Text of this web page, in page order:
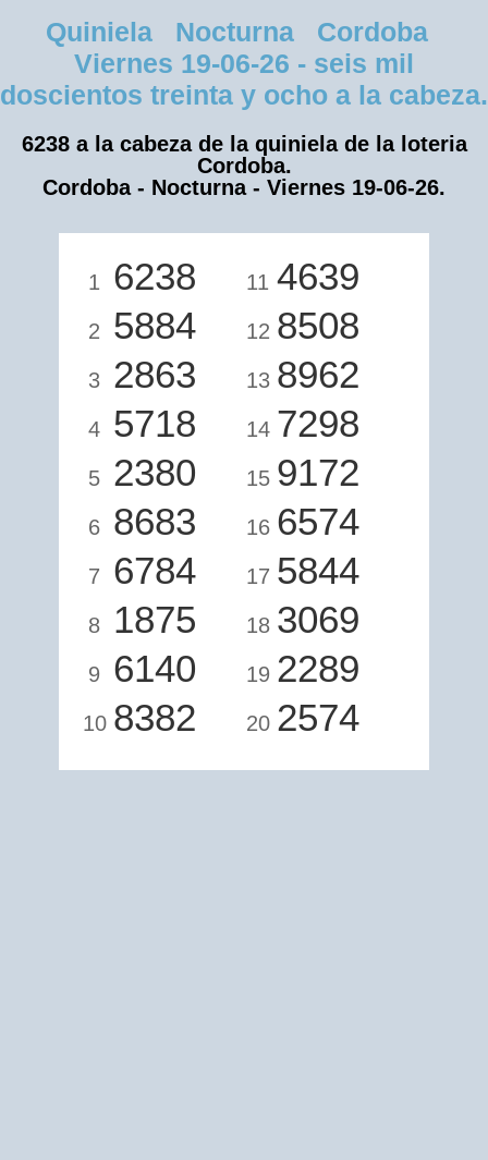
Quiniela Nocturna Cordoba
Viernes 19-06-26 - seis mil
doscientos treinta y ocho a la cabeza.
6238 a la cabeza de la quiniela de la loteria
Cordoba.
Cordoba - Nocturna - Viernes 19-06-26.
1 6238
2 5884
3 2863
4 5718
5 2380
6 8683
7 6784
8 1875
9 6140
10 8382
11 4639
12 8508
13 8962
14 7298
15 9172
16 6574
17 5844
18 3069
19 2289
20 2574